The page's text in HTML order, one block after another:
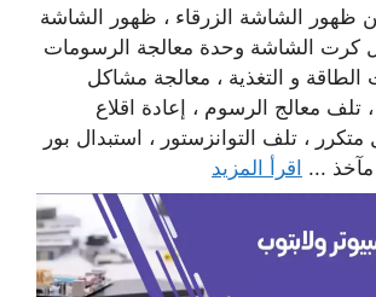
ظهور الشاشة الزرقاء ، ظهور الشاشة
كرت الشاشة وحدة معالجة الرسومات
و التغذية ، معالجة مشاكل
، تلف معالج الرسوم ، إعادة اقلاع
، تلف التوانزستور ، استبدال بور
... اقرأ المزيد